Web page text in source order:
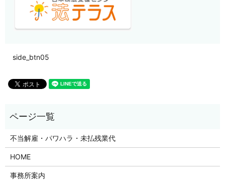
side_btn05
不当解雇・パワハラ・未払残業代
HOME
事務所案内